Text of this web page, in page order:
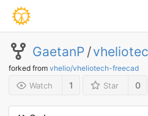
GaetanP /
forked from vhelio/vheliotech-freecad
Watch 1 Star 0